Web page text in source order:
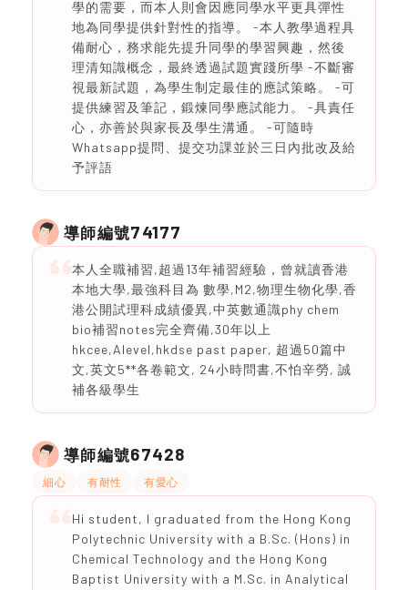
學的需要，而本人則會因應同學水平更具彈性
地為同學提供針對性的指導。 -本人教學過程具
備耐心，務求能先提升同學的學習興趣，然後
理清知識概念，最終透過試題實踐所學 -不斷審
視最新試題，為學生制定最佳的應試策略。 -可
提供練習及筆記，鍛煉同學應試能力。 -具責任
心，亦善於與家長及學生溝通。 -可隨時
Whatsapp提問、提交功課並於三日內批改及給
予評語
導師編號74177
本人全職補習,超過13年補習經驗，曾就讀香港
本地大學,最強科目為 數學,M2,物理生物化學,香
港公開試理科成績優異,中英數通識phy chem
bio補習notes完全齊備,30年以上
hkcee,Alevel,hkdse past paper, 超過50篇中
文,英文5**各卷範文, 24小時問書,不怕辛勞, 誠
補各級學生
導師編號67428
細心 有耐性 有愛心
Hi student, I graduated from the Hong Kong
Polytechnic University with a B.Sc. (Hons) in
Chemical Technology and the Hong Kong
Baptist University with a M.Sc. in Analytical